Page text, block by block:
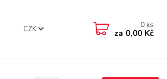
CZK 0 ks
za 0,00 Kč